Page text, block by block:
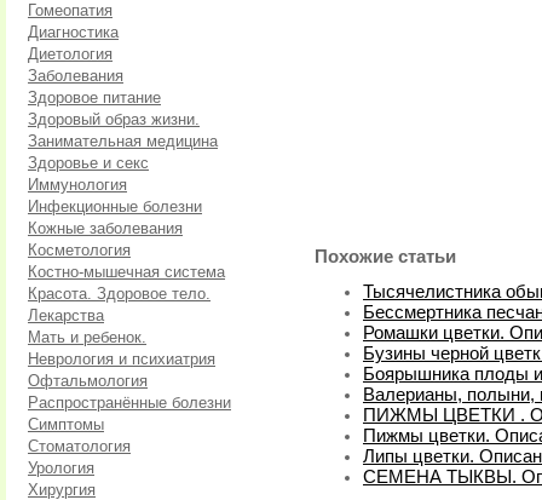
Гомеопатия
Диагностика
Диетология
Заболевания
Здоровое питание
Здоровый образ жизни.
Занимательная медицина
Здоровье и секс
Иммунология
Инфекционные болезни
Кожные заболевания
Косметология
Костно-мышечная система
Красота. Здоровое тело.
Лекарства
Мать и ребенок.
Неврология и психиатрия
Офтальмология
Распространённые болезни
Симптомы
Стоматология
Урология
Хирургия
Похожие статьи
Тысячелистника
Бессмертника
Ромашки цветки.
Бузины черной
Боярышника плоды
Валерианы, полыни,
ПИЖМЫ ЦВЕТКИ .
Пижмы цветки.
Липы цветки.
СЕМЕНА ТЫКВЫ.